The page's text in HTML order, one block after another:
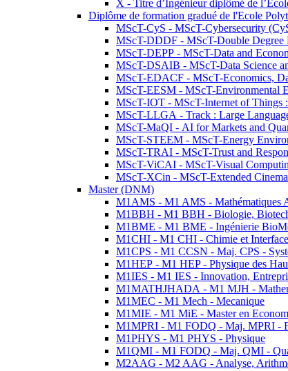
X - Titre d’Ingénieur diplômé de
Diplôme de formation gradué de l'Ecole
MScT-CyS - MScT-Cybersecurity
MScT-DDDF - MScT-Double Degree
MScT-DEPP - MScT-Data and
MScT-DSAIB - MScT-Data Science
MScT-EDACF - MScT-Economics,
MScT-EESM - MScT-Environmental
MScT-IOT - MScT-Internet of Things
MScT-LLGA - Track : Large
MScT-MaQI - AI for Markets and
MScT-STEEM - MScT-Energy
MScT-TRAI - MScT-Trust and
MScT-ViCAI - MScT-Visual
MScT-XCin - MScT-Extended
Master (DNM)
M1AMS - M1 AMS - Mathématiques
M1BBH - M1 BBH - Biologie,
M1BME - M1 BME - Ingénierie
M1CHI - M1 CHI - Chimie et
M1CPS - M1 CCSN - Maj. CPS -
M1HEP - M1 HEP - Physique des
M1IES - M1 IES - Innovation,
M1MATHJHADA - M1 MJH -
M1MEC - M1 Mech - Mecanique
M1MIE - M1 MiE - Master en
M1MPRI - M1 FODQ - Maj. MPRI -
M1PHYS - M1 PHYS - Physique
M1QMI - M1 FODQ - Maj. QMI -
M2AAG - M2 AAG - Analyse,